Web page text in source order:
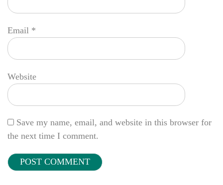
Email *
Website
Save my name, email, and website in this browser for
the next time I comment.